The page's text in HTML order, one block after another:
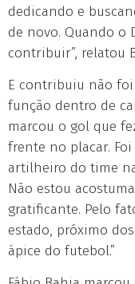
dedicando e
de novo. Quando o
contribuir”, relatou
E contribuiu não
função dentro de
marcou o gol que
frente no placar.
artilheiro do time
Não estou
gratificante. Pelo
estado, próximo
ápice do futebol.”